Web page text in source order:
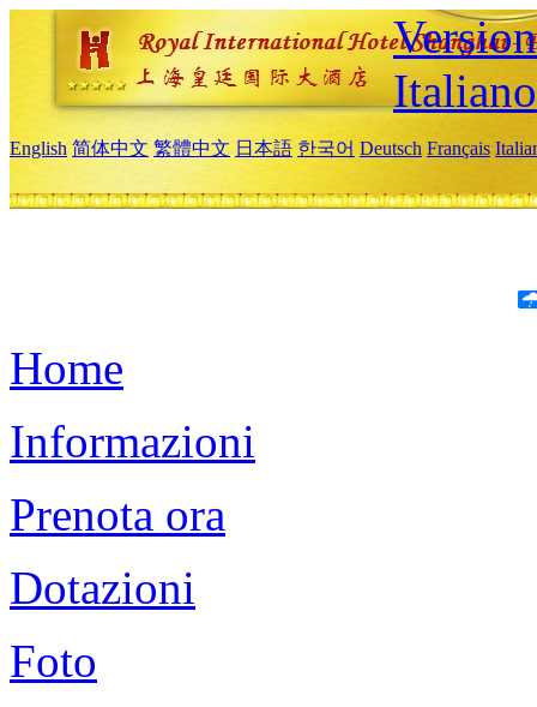
Italiano
English 简体中文 繁體中文 日本語 한국어 Deutsch Français
Home
Informazioni
Prenota ora
Dotazioni
Foto